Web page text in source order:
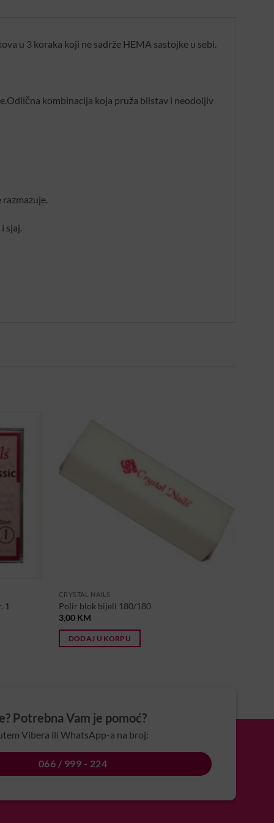
u 3 koraka koji ne sadrže HEMA sastojke u sebi.
kombinacija koja pruža blistav i neodoljiv
sjaj.
1
CRYSTAL NAILS
Polir blok bijeli 180/180
3,00 KM
DODAJ U KORPU
Potrebna Vam je pomoć?
Vibera ili WhatsApp-a na broj:
066 / 999 - 224